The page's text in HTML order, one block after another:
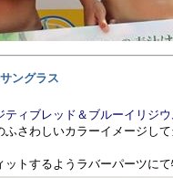
ングラス
ティブレッド＆ブルーイリジ
ふさわしいカラーイメージし
ットするようラバーパーツに